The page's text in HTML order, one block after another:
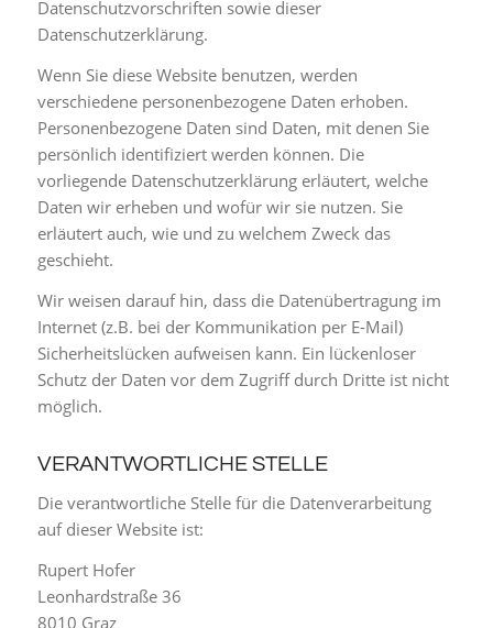
Datenschutzvorschriften sowie dieser
Datenschutzerklärung.
Wenn Sie diese Website benutzen, werden
verschiedene personenbezogene Daten erhoben.
Personenbezogene Daten sind Daten, mit denen Sie
persönlich identifiziert werden können. Die
vorliegende Datenschutzerklärung erläutert, welche
Daten wir erheben und wofür wir sie nutzen. Sie
erläutert auch, wie und zu welchem Zweck das
geschieht.
Wir weisen darauf hin, dass die Datenübertragung im
Internet (z.B. bei der Kommunikation per E-Mail)
Sicherheitslücken aufweisen kann. Ein lückenloser
Schutz der Daten vor dem Zugriff durch Dritte ist nicht
möglich.
VERANTWORTLICHE STELLE
Die verantwortliche Stelle für die Datenverarbeitung
auf dieser Website ist:
Rupert Hofer
Leonhardstraße 36
8010 Graz